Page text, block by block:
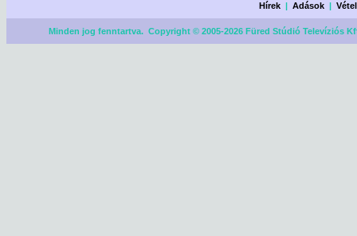
Hírek |Adások |
Minden jog fenntartva. Copyright © 2005-2026 Füred Stúdió Televíziós